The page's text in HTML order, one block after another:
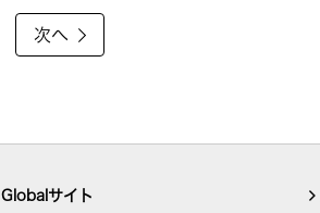
次へ
Globalサイト